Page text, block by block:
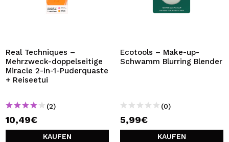
Real Techniques –
Mehrzweck-doppelseitige
Miracle 2-in-1-Puderquaste
+ Reiseetui
(2)
10,49€
KAUFEN
Ecotools – Make-up-
Schwamm Blurring Blender
(0)
5,99€
KAUFEN